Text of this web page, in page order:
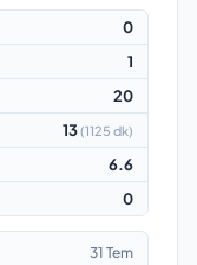
0
1
20
13(1125 dk)
6.6
0
31 Tem